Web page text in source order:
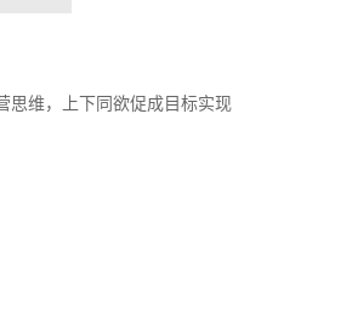
思维，上下同欲促成目标实现